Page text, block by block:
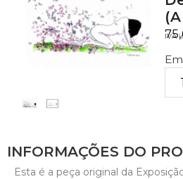
IVA
INFORMAÇÕES DO
Esta é a peça original da